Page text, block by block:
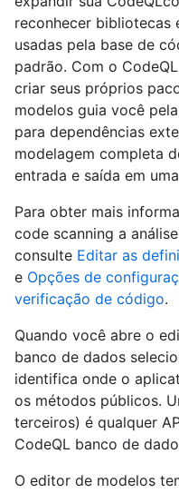
reconhecer bibliotecas
usadas pela base de
padrão. Com o
criar seus próprios
modelos guia você
para dependências
modelagem completa
entrada e saída em
Para obter mais
code scanning a
consulte Editar as
e Opções de
verificação de código.
Quando você abre o
banco de dados
identifica onde o
os métodos públicos.
terceiros) é qualquer
CodeQL banco de
O editor de modelos